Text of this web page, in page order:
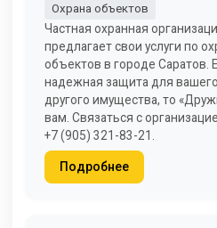
Охрана объектов
Частная охранная
предлагает свои услуги по
объектов в городе Саратов.
надежная защита для
другого имущества, то
вам. Связаться с
+7 (905) 321-83-21.
Подробнее